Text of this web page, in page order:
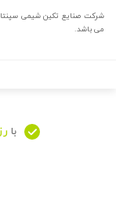
شرکت صنایع تکین شیمی سپنتا
می باشد.
با